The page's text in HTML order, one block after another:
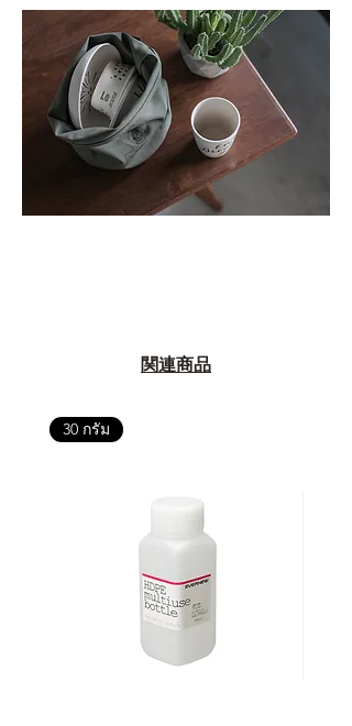
関連商品
30 กรัม